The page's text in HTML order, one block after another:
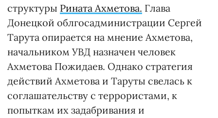
структуры Рината Ахметова. Глава
Донецкой облгосадминистрации Сергей
Тарута опирается на мнение Ахметова,
начальником УВД назначен человек
Ахметова Пожидаев. Однако стратегия
действий Ахметова и Таруты свелась к
соглашательству с террористами, к
попыткам их задабривания и